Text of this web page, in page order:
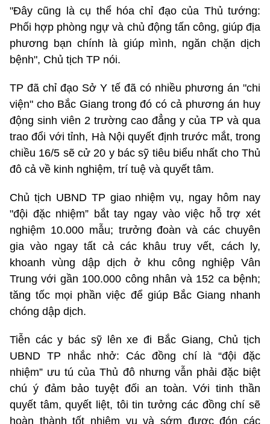
"Đây cũng là cụ thể hóa chỉ đạo của Thủ tướng:
Phối hợp phòng ngự và chủ động tấn công, giúp địa
phương bạn chính là giúp mình, ngăn chặn dịch
bệnh", Chủ tịch TP nói.
TP đã chỉ đạo Sở Y tế đã có nhiều phương án "chi
viện" cho Bắc Giang trong đó có cả phương án huy
động sinh viên 2 trường cao đẳng y của TP và qua
trao đổi với tỉnh, Hà Nội quyết định trước mắt, trong
chiều 16/5 sẽ cử 20 y bác sỹ tiêu biểu nhất cho Thủ
đô cả về kinh nghiệm, trí tuệ và quyết tâm.
Chủ tịch UBND TP giao nhiệm vụ, ngay hôm nay
"đội đặc nhiệm” bắt tay ngay vào việc hỗ trợ xét
nghiệm 10.000 mẫu; trưởng đoàn và các chuyên
gia vào ngay tất cả các khâu truy vết, cách ly,
khoanh vùng dập dịch ở khu công nghiệp Vân
Trung với gần 100.000 công nhân và 152 ca bệnh;
tăng tốc mọi phần việc để giúp Bắc Giang nhanh
chóng dập dịch.
Tiễn các y bác sỹ lên xe đi Bắc Giang, Chủ tịch
UBND TP nhắc nhở: Các đồng chí là “đội đặc
nhiệm” ưu tú của Thủ đô nhưng vẫn phải đặc biệt
chú ý đảm bảo tuyệt đối an toàn. Với tinh thần
quyết tâm, quyết liệt, tôi tin tưởng các đồng chí sẽ
hoàn thành tốt nhiệm vụ và sớm được đón các